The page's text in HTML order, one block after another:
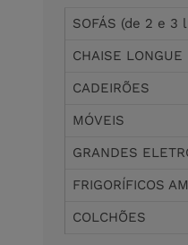
SOFÁS (de 2 e 3
CHAISE LONGUE
CADEIRÕES
MÓVEIS
GRANDES
FRIGORÍFICOS
COLCHÕES